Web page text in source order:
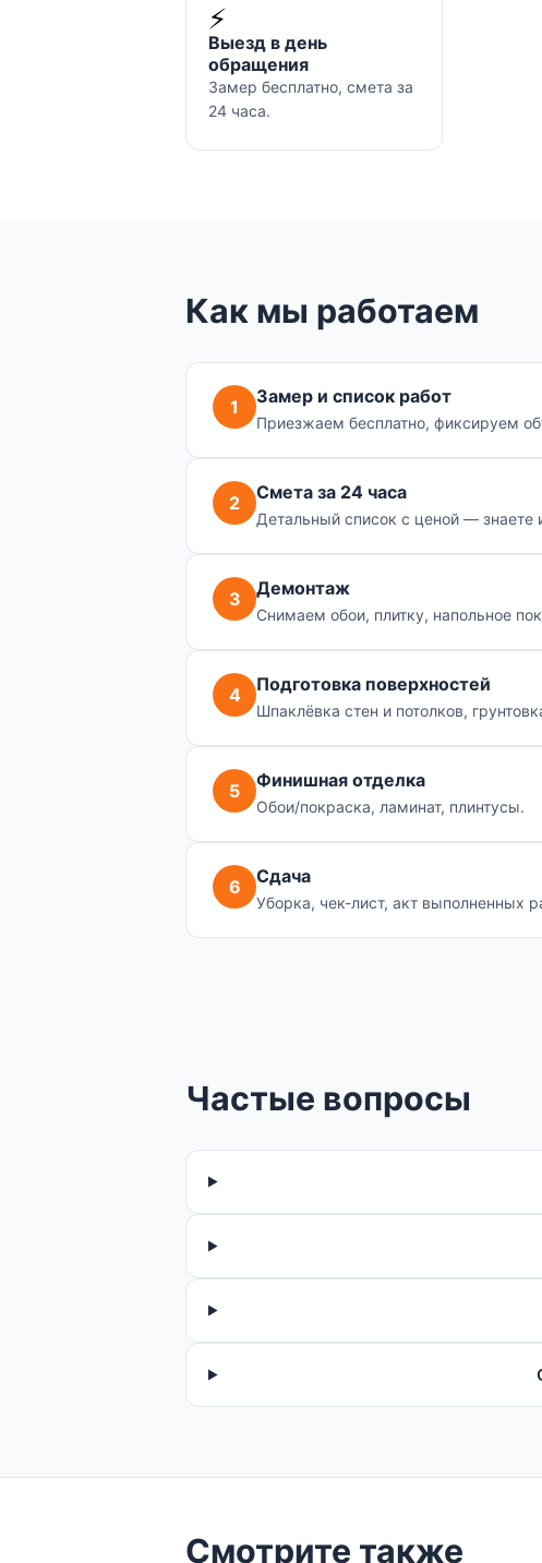
⚡
Выезд в день
обращения
Замер бесплатно, смета за
24 часа.
Как мы работаем
1 Замер и список работ
Приезжаем бесплатно, фиксируем
2 Смета за 24 часа
Детальный список с ценой — знаете
3 Демонтаж
Снимаем обои, плитку, напольное
4 Подготовка поверхностей
Шпаклёвка стен и потолков,
5 Финишная отделка
Обои/покраска, ламинат, плинтусы.
6 Сдача
Уборка, чек-лист, акт выполненных
Частые вопросы
Смотрите также